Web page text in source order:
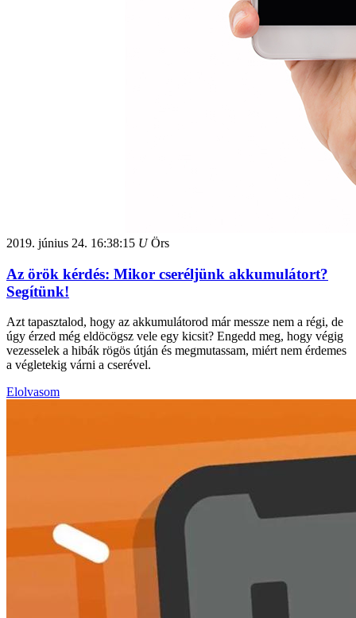
2019. június 24. 16:38:15 UÖrs
Az örök kérdés: Mikor cseréljünk akkumulátort?
Segítünk!
Azt tapasztalod, hogy az akkumulátorod már messze nem a régi, de
úgy érzed még eldöcögsz vele egy kicsit? Engedd meg, hogy végig
vezesselek a hibák rögös útján és megmutassam, miért nem érdemes
a végletekig várni a cserével.
Elolvasom